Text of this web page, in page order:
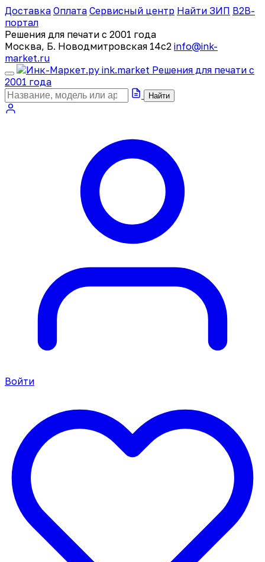
Доставка Оплата Сервисный центр Найти ЗИП B2B-
портал
Решения для печати с 2001 года
Москва, Б. Новодмитровская 14с2 info@ink-
market.ru
ink.market Решения для печати с
2001 года
Найти
Войти